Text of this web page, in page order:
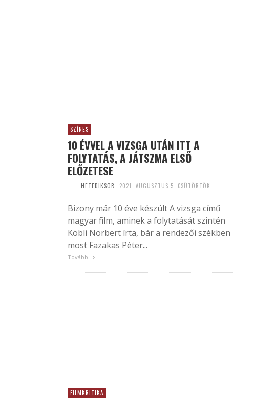
SZÍNES
10 ÉVVEL A VIZSGA UTÁN ITT A
FOLYTATÁS, A JÁTSZMA ELSŐ
ELŐZETESE
HETEDIKSOR 2021. AUGUSZTUS 5. CSÜTÖRTÖK
Bizony már 10 éve készült A vizsga című
magyar film, aminek a folytatását szintén
Köbli Norbert írta, bár a rendezői székben
most Fazakas Péter...
Tovább
FILMKRITIKA